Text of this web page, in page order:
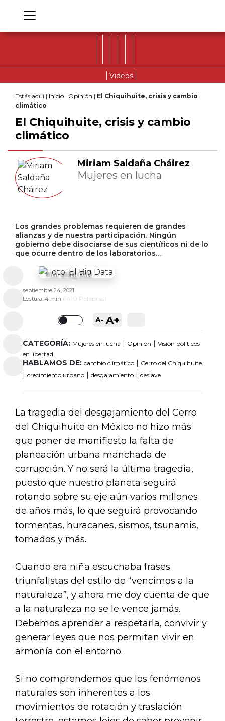
Videos
Estás aqui | Inicio | Opinión | El Chiquihuite, crisis y cambio
climático
El Chiquihuite, crisis y cambio
climático
Miriam Saldaña Cháirez
Mujeres en lucha
Los grandes problemas requieren de grandes
alianzas y de nuestra participación. Ningún
gobierno debe disociarse de sus científicos ni de lo
que ocurre dentro de los laboratorios…
Foto: El Big Data.
septiembre 24, 2021
Lectura: 4 min ( 1410 Palabras)
Toggle
A- A+
CATEGORÍA: Mujeres en lucha | Opinión | Visión políticos
en libertad
HABLAMOS DE: cambio climático | Cerro del Chiquihuite
| crecimiento urbano | desgajamiento | deslave
La tragedia del desgajamiento del Cerro
del Chiquihuite en México no hizo más
que poner de manifiesto la falta de
planeación urbana manchada de
corrupción. Y no será la última tragedia,
puesto que nuestro planeta seguirá
rotando sobre su eje aún varios millones
de años más, lo que seguirá provocando
tormentas, huracanes, sismos, tsunamis,
tornados y más.
Cuando era niña escuchaba frases
triunfalistas del estilo de “vencimos a la
naturaleza”, y ahora me doy cuenta de que
a la naturaleza no se le vence jamás.
Debemos aprender a respetarla, convivir y
generar leyes que nos permitan vivir en
armonía con el entorno.
Si no comprendemos que los fenómenos
naturales son inherentes a los
movimientos de rotación y traslación